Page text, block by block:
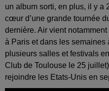
un album sorti, en plus, il y a
cœur d’une grande tournée
dernière. Air vient
à Paris et dans les semaines
plusieurs salles et festivals
Club de Toulouse le 25
rejoindre les Etats-Unis en